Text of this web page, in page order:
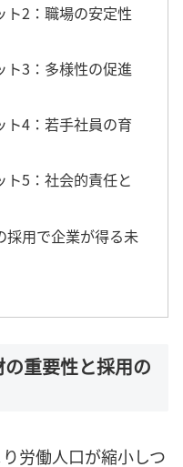
ト2：職場の安定性
ト3：多様性の促進
ト4：若手社員の育
ト5：社会的責任と
採用で企業が得る未
重要性と採用の
労働人口が縮小しつ